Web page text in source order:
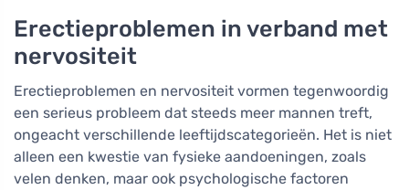
Erectieproblemen in verband met
nervositeit
Erectieproblemen en nervositeit vormen tegenwoordig
een serieus probleem dat steeds meer mannen treft,
ongeacht verschillende leeftijdscategorieën. Het is niet
alleen een kwestie van fysieke aandoeningen, zoals
velen denken, maar ook psychologische factoren